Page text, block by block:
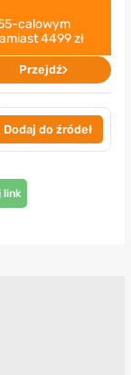
55-calowym
4499 zł
Przejdź
Dodaj do źródeł
link